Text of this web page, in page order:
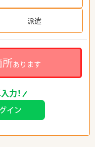
派遣
あります
力！